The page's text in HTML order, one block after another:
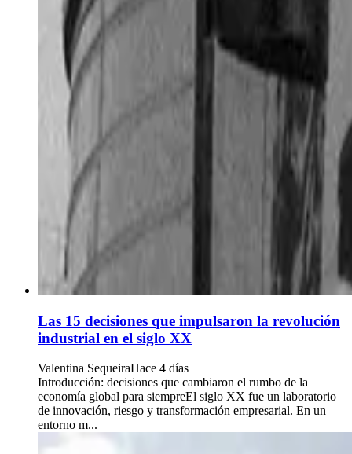
Las 15 decisiones que impulsaron la revolución
industrial en el siglo XX
Valentina SequeiraHace 4 días
Introducción: decisiones que cambiaron el rumbo de la
economía global para siempreEl siglo XX fue un laboratorio
de innovación, riesgo y transformación empresarial. En un
entorno m...